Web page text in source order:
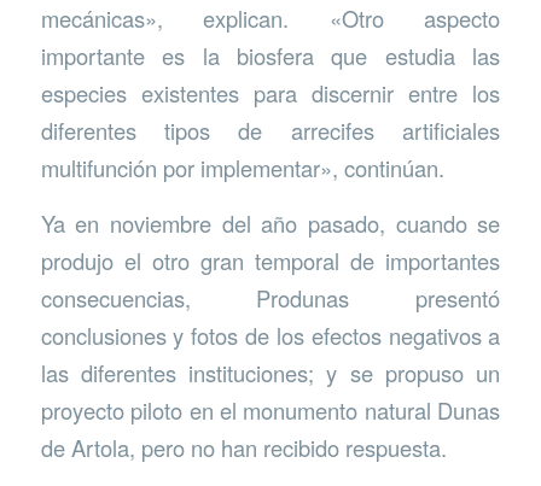
mecánicas», explican. «Otro aspecto
importante es la biosfera que estudia las
especies existentes para discernir entre los
diferentes tipos de arrecifes artificiales
multifunción por implementar», continúan.
Ya en noviembre del año pasado, cuando se
produjo el otro gran temporal de importantes
consecuencias, Produnas presentó
conclusiones y fotos de los efectos negativos a
las diferentes instituciones; y se propuso un
proyecto piloto en el monumento natural Dunas
de Artola, pero no han recibido respuesta.